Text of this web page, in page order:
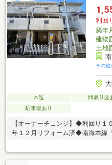
利回
築年
建物
土地
その他
木造 間取り図
駐車場あり
【オーナーチェンジ】◆利回り
年１２月リフォーム済◆南海本線